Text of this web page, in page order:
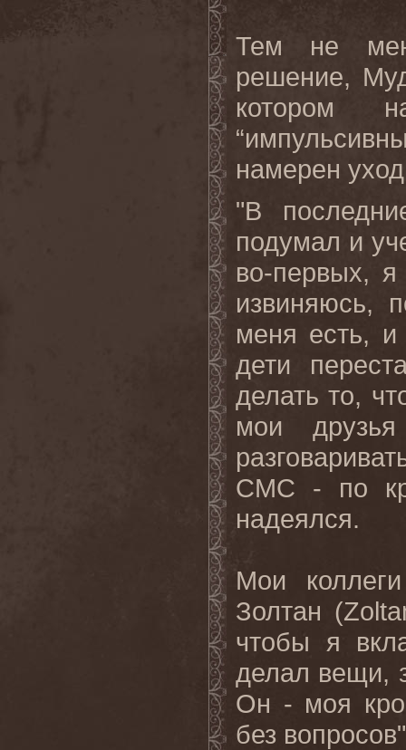
Тем не
решение,
котором
намерен
"В
подумал и
во-первых,
извиняюсь,
меня есть,
дети
делать то,
мои
СМС - по
надеялся.
Мои
Золтан
чтобы я
делал вещи,
Он - моя
без